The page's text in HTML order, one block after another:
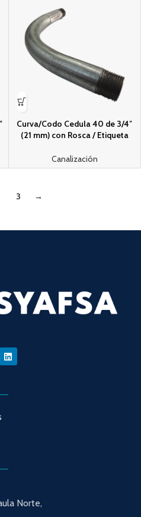
Curva/Codo Cedula 40 de 3/4″
(21 mm) con Rosca / Etiqueta
Canalización
3 →
Norte,